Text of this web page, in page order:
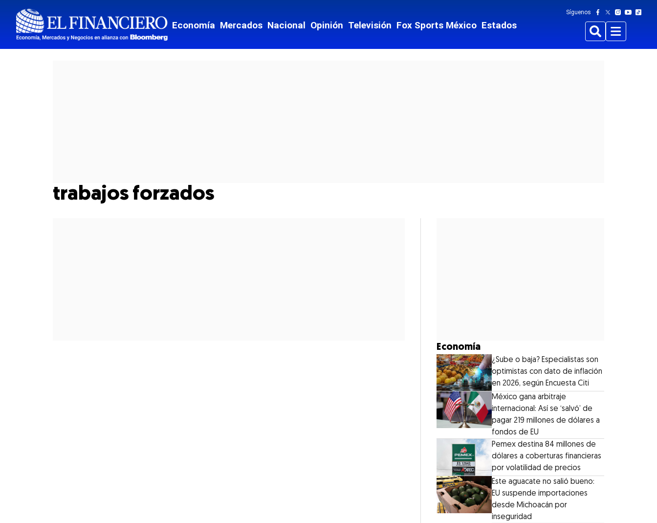
Economía Mercados Nacional Opinión Televisión Fox Sports México Estados
Síguenos
BuscarMenu
trabajos forzados
Economía
¿Sube o baja? Especialistas son
optimistas con dato de inflación
en 2026, según Encuesta Citi
México gana arbitraje
internacional: Así se ‘salvó’ de
pagar 219 millones de dólares a
fondos de EU
Pemex destina 84 millones de
dólares a coberturas financieras
por volatilidad de precios
Este aguacate no salió bueno:
EU suspende importaciones
desde Michoacán por
inseguridad